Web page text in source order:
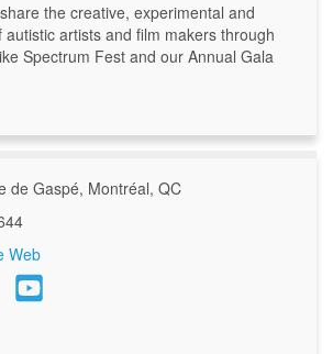
the creative, experimental and
artists and film makers through
Spectrum Fest and our Annual Gala
de Gaspé, Montréal, QC
Web